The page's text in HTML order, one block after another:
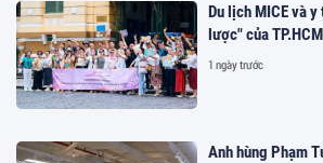
Du lịch MICE và
lược" của
1 ngày trước
Anh hùng Phạm